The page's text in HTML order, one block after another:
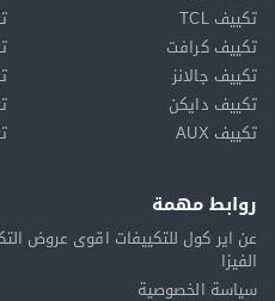
تكييف TCL
تكييف كرافت
تكييف جالانز
تكييف دايكن
تكييف AUX
روابط مهمة
عن اير كول للتكييفات اقوى عروض
الفيزا
سياسة الخصوصية